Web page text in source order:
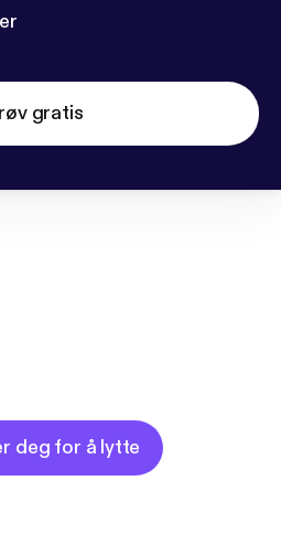
gratis
deg for å lytte